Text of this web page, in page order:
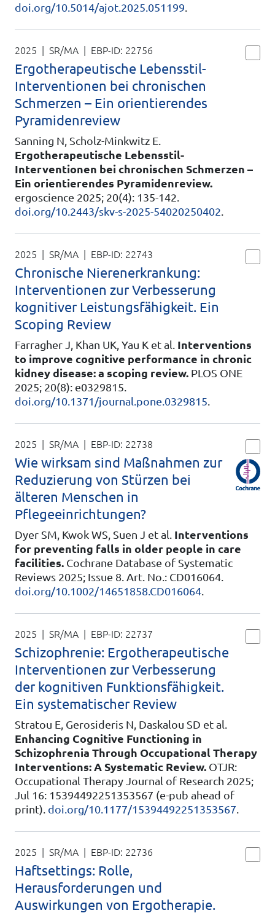
doi.org/10.5014/ajot.2025.051199.
2025 | SR/MA | EBP-ID: 22756
Ergotherapeutische Lebensstil-
Interventionen bei chronischen
Schmerzen – Ein orientierendes
Pyramidenreview
Sanning N, Scholz-Minkwitz E.
Ergotherapeutische Lebensstil-
Interventionen bei chronischen Schmerzen –
Ein orientierendes Pyramidenreview.
ergoscience 2025; 20(4): 135-142.
doi.org/10.2443/skv-s-2025-54020250402.
2025 | SR/MA | EBP-ID: 22743
Chronische Nierenerkrankung:
Interventionen zur Verbesserung
kognitiver Leistungsfähigkeit. Ein
Scoping Review
Farragher J, Khan UK, Yau K et al. Interventions
to improve cognitive performance in chronic
kidney disease: a scoping review. PLOS ONE
2025; 20(8): e0329815.
doi.org/10.1371/journal.pone.0329815.
2025 | SR/MA | EBP-ID: 22738
Wie wirksam sind Maßnahmen zur
Reduzierung von Stürzen bei
älteren Menschen in
Pflegeeinrichtungen?
Dyer SM, Kwok WS, Suen J et al. Interventions
for preventing falls in older people in care
facilities. Cochrane Database of Systematic
Reviews 2025; Issue 8. Art. No.: CD016064.
doi.org/10.1002/14651858.CD016064.
2025 | SR/MA | EBP-ID: 22737
Schizophrenie: Ergotherapeutische
Interventionen zur Verbesserung
der kognitiven Funktionsfähigkeit.
Ein systematischer Review
Stratou E, Gerosideris N, Daskalou SD et al.
Enhancing Cognitive Functioning in
Schizophrenia Through Occupational Therapy
Interventions: A Systematic Review. OTJR:
Occupational Therapy Journal of Research 2025;
Jul 16: 15394492251353567 (e-pub ahead of
print). doi.org/10.1177/15394492251353567.
2025 | SR/MA | EBP-ID: 22736
Haftsettings: Rolle,
Herausforderungen und
Auswirkungen von Ergotherapie.